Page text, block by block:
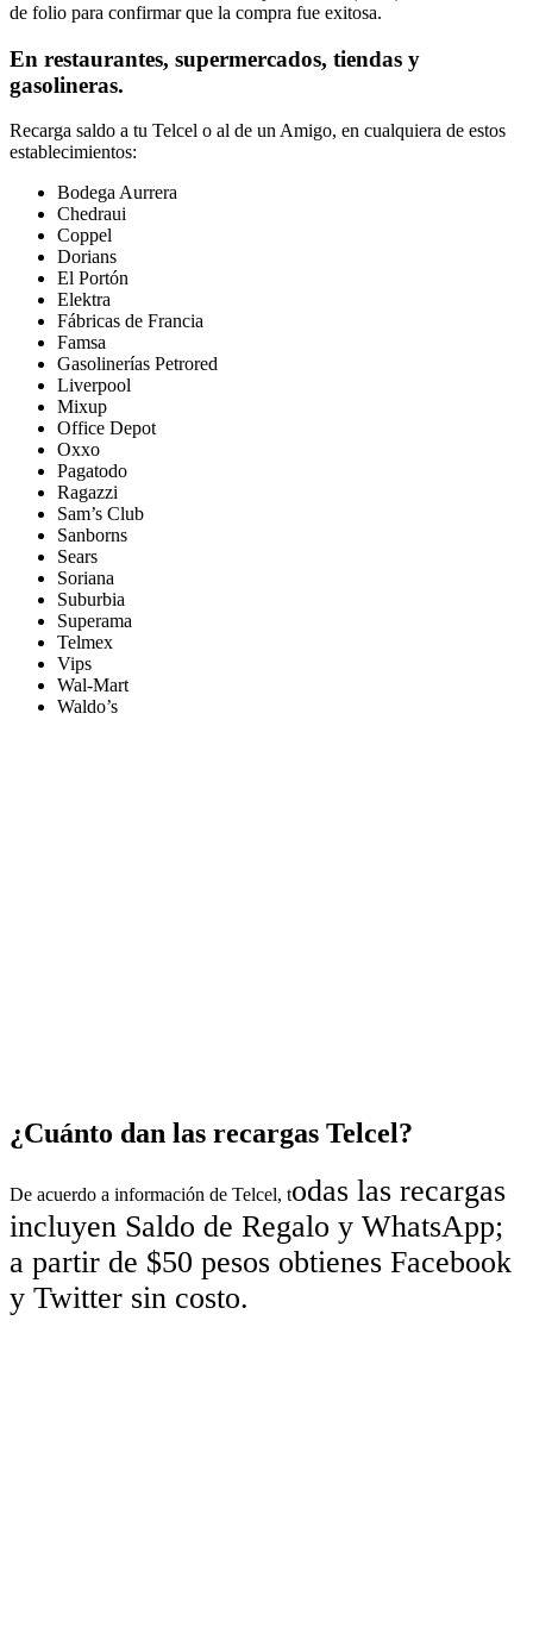
de folio para confirmar que la compra fue exitosa.
En restaurantes, supermercados, tiendas y
gasolineras.
Recarga saldo a tu Telcel o al de un Amigo, en cualquiera de estos
establecimientos:
Bodega Aurrera
Chedraui
Coppel
Dorians
El Portón
Elektra
Fábricas de Francia
Famsa
Gasolinerías Petrored
Liverpool
Mixup
Office Depot
Oxxo
Pagatodo
Ragazzi
Sam’s Club
Sanborns
Sears
Soriana
Suburbia
Superama
Telmex
Vips
Wal-Mart
Waldo’s
¿Cuánto dan las recargas Telcel?
De acuerdo a información de Telcel, todas las recargas
incluyen Saldo de Regalo y WhatsApp;
a partir de $50 pesos obtienes Facebook
y Twitter sin costo.